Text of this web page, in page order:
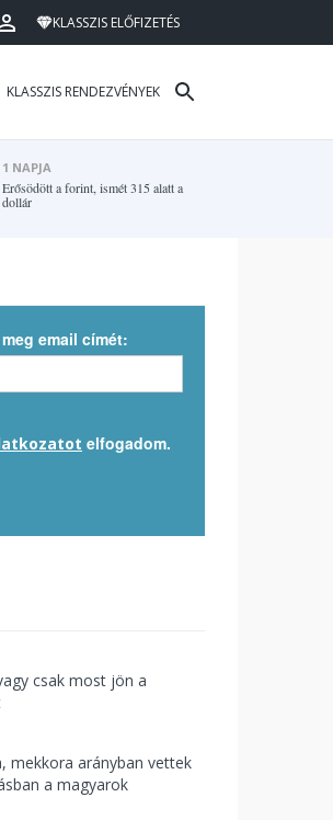
KLASSZIS ELŐFIZETÉS
KLASSZIS RENDEZVÉNYEK
1 NAPJA
Erősödött a forint, ismét 315 alatt a
dollár
email címét:
elfogadom.
csak most jön a
mekkora arányban vettek
a magyarok